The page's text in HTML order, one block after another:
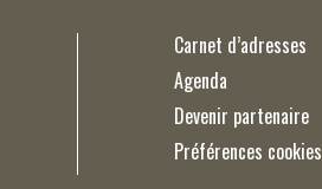
Carnet d’adresses
Agenda
Devenir partenaire
Préférences cookies